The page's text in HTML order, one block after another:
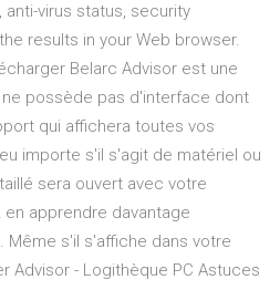
virus status, security
results in your Web browser.
Belarc Advisor est une
possède pas d'interface dont
qui affichera toutes vos
importe s'il s'agit de matériel ou
sera ouvert avec votre
apprendre davantage
s'il s'affiche dans votre
Advisor - Logithèque PC Astuces